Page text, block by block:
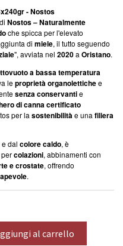
- Nostos
di Nostos – Naturalmente
che spicca per l'elevato
di miele, il tutto seguendo
", avviata nel 2020a Oristano.
a bassa temperatura
leproprietà organolettichee
senza conservantie
di canna certificato
per la sostenibilitàe una filiera
e dal colore caldo, è
colazioni, abbinamenti con
e crostate, offrendo
.
al carrello